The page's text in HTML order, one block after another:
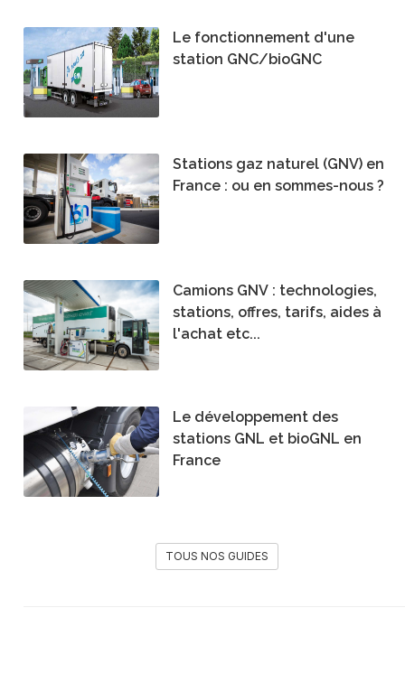
Le fonctionnement d'une
station GNC/bioGNC
Stations gaz naturel (GNV) en
France : ou en sommes-nous ?
Camions GNV : technologies,
stations, offres, tarifs, aides à
l'achat etc...
Le développement des
stations GNL et bioGNL en
France
TOUS NOS GUIDES